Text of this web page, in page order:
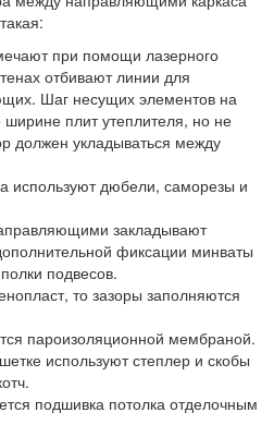
при помощи лазерного
отбивают линии для
Шаг несущих элементов на
плит утеплителя, но не
должен укладываться между
используют дюбели, саморезы и
закладывают
фиксации минваты
подвесов.
то зазоры заполняются
пароизоляционной мембраной.
используют степлер и скобы
подшивка потолка отделочным